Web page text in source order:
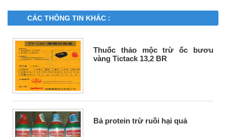
CÁC THÔNG TIN KHÁC :
Thuốc thảo mộc trừ ốc bươu
vàng Tictack 13,2 BR
Bả protein trừ ruồi hại quả